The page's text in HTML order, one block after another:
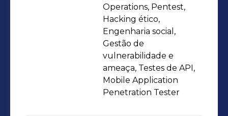
Operations, Pentest,
Hacking ético,
Engenharia social,
Gestão de
vulnerabilidade e
ameaça, Testes de API,
Mobile Application
Penetration Tester